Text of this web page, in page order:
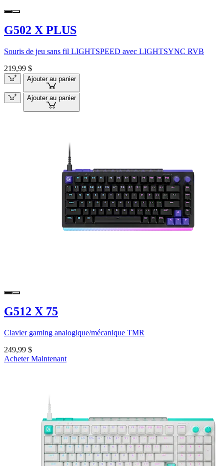
G502 X PLUS
Souris de jeu sans fil LIGHTSPEED avec LIGHTSYNC RVB
219,99 $
Ajouter au panier
Ajouter au panier
G512 X 75
Clavier gaming analogique/mécanique TMR
249,99 $
Acheter Maintenant